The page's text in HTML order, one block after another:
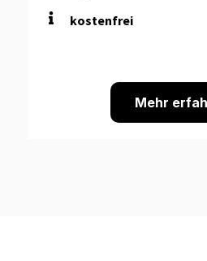
kostenfrei
Mehr